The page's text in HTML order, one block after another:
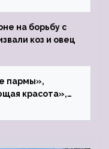
на борьбу с
коз и овец
пармы»,
красота»,